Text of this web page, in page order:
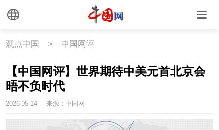
观点中国 > 中国网评
【中国网评】世界期待中美元首北京会
晤不负时代
2026-05-14 来源：中国网